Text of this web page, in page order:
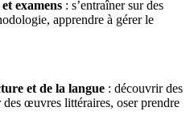
examens : s’entraîner sur des
apprendre à gérer le
et de la langue : découvrir des
des œuvres littéraires, oser prendre